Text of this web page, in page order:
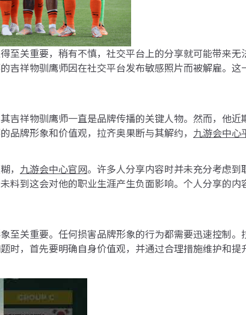
至关重要，稍有不慎，社交平台上的分享就可能带来
吉祥物驯鹰师因在社交平台发布敏感照片而被解雇。
吉祥物驯鹰师一直是品牌传播的关键人物。然而，他
品牌形象和价值观，拉齐奥果断与其解约， 九游会中心
， 九游会中心官网。许多人分享内容时并未充分考虑
料到这会对他的职业生涯产生负面影响。个人分享的
至关重要。任何损害品牌形象的行为都需要迅速控制
时，首先要明确自身价值观，并通过合理措施维护和提